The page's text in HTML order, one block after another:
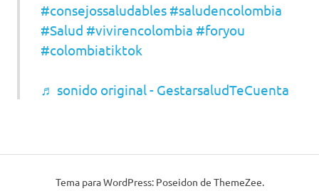
#consejossaludables #saludencolombia
#Salud #vivirencolombia #foryou
#colombiatiktok
♬ sonido original - GestarsaludTeCuenta
Tema para WordPress: Poseidon de ThemeZee.